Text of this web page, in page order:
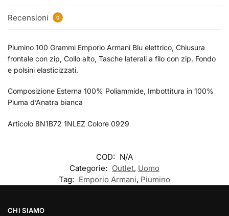
Recensioni 0
Piumino 100 Grammi Emporio Armani Blu elettrico, Chiusura
frontale con zip, Collo alto, Tasche laterali a filo con zip. Fondo
e polsini elasticizzati.
Composizione Esterna 100% Poliammide, Imbottitura in 100%
Piuma d’Anatra bianca
Articolo 8N1B72 1NLEZ Colore 0929
COD: N/A
Categorie: Outlet, Uomo
Tag: Emporio Armani, Piumino
CHI SIAMO